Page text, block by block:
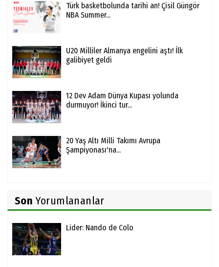
Türk basketbolunda tarihi an! Çisil Güngör
NBA Summer...
U20 Milliler Almanya engelini aştı! İlk
galibiyet geldi
12 Dev Adam Dünya Kupası yolunda
durmuyor! İkinci tur...
20 Yaş Altı Milli Takımı Avrupa
Şampiyonası'na...
Son Yorumlananlar
Lider: Nando de Colo